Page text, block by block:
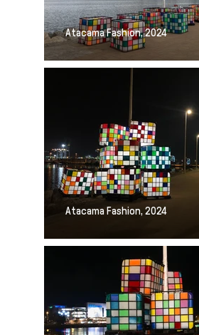
Atacama Fashion, 2024
Atacama Fashion, 2024